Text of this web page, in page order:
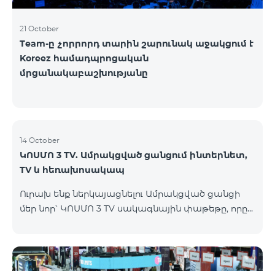
21 October
Team-ը չորրորդ տարին շարունակ աջակցում է
Koreez համադպրոցական
մրցանակաբաշխությանը
14 October
ԿՈՍՄՈ 3 TV. Ամրակցված ցանցում ինտերնետ,
TV և հեռախոսակապ
Ուրախ ենք ներկայացնելու Ամրակցված ցանցի
մեր նոր՝ ԿՈՍՄՈ 3 TV սակագնային փաթեթը, որը
ժամանակակից լուծումներ յուրաքանչյուր տան
համար, որը հասանելի կլինի Վարդենիս և